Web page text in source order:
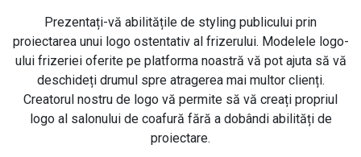
Prezentați-vă abilitățile de styling publicului prin
proiectarea unui logo ostentativ al frizerului. Modelele logo-
ului frizeriei oferite pe platforma noastră vă pot ajuta să vă
deschideți drumul spre atragerea mai multor clienți.
Creatorul nostru de logo vă permite să vă creați propriul
logo al salonului de coafură fără a dobândi abilități de
proiectare.